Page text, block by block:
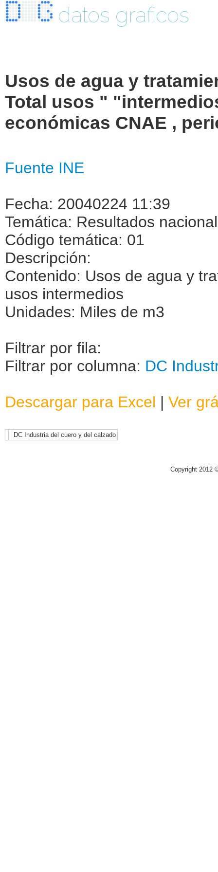
datos graficos
Usos de agua y
Total usos "
económicas CNAE ,
Fuente INE
Fecha: 20040224 11:39
Temática: Resultados
Código temática: 01
Descripción:
Contenido: Usos de agua y
usos intermedios
Unidades: Miles de m3
Filtrar por fila:
Filtrar por columna: DC
Descargar para Excel | Ver
DC Industria del cuero y del calzado
Copyright 2012